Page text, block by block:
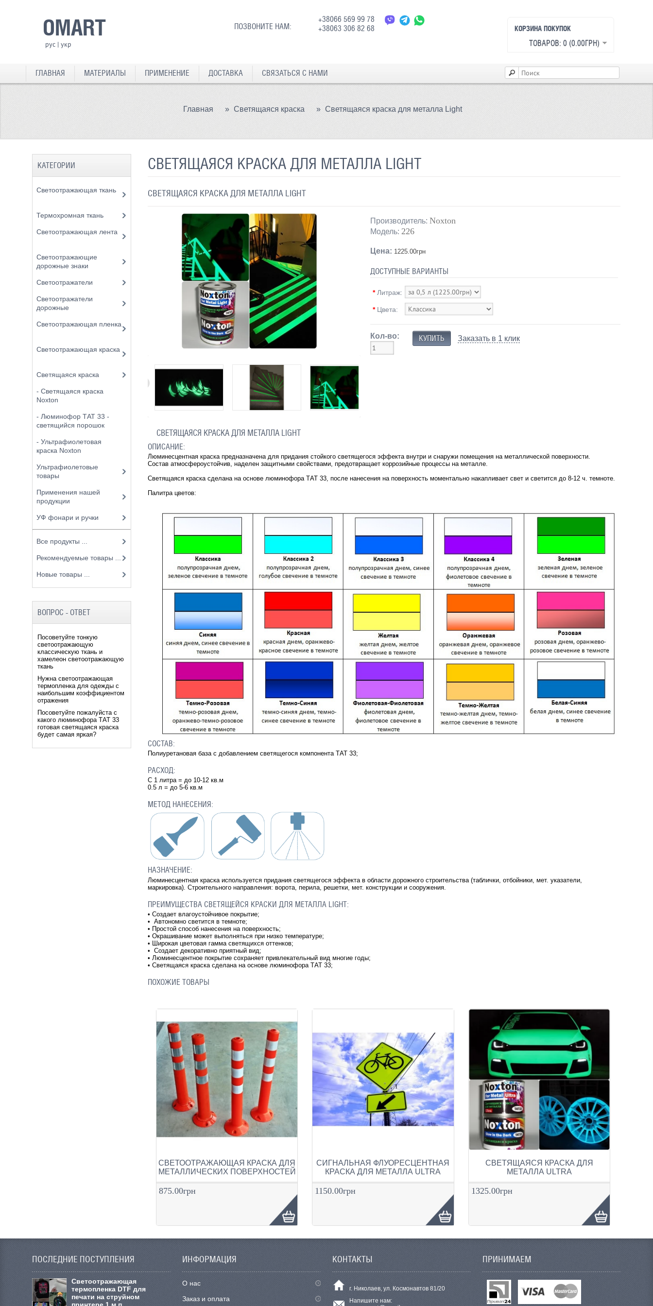
OMART
рус |укр
ПОЗВОНИТЕ НАМ:
+38066 569 99 78
+38063 306 82 68
КОРЗИНА ПОКУПОК
ТОВАРОВ: 0 (0.00ГРН)
ГЛАВНАЯ МАТЕРИАЛЫ ПРИМЕНЕНИЕ ДОСТАВКА СВЯЗАТЬСЯ С НАМИ
Главная » Светящаяся краска » Светящаяся краска для металла Light
СВЕТЯЩАЯСЯ КРАСКА ДЛЯ МЕТАЛЛА LIGHT
СВЕТЯЩАЯСЯ КРАСКА ДЛЯ МЕТАЛЛА LIGHT
Производитель: Noxton
Модель: 226
Цена: 1225.00грн
ДОСТУПНЫЕ ВАРИАНТЫ
* Литраж:
* Цвета:
Кол-во: Заказать в 1 клик
СВЕТЯЩАЯСЯ КРАСКА ДЛЯ МЕТАЛЛА LIGHT
ОПИСАНИЕ:
Люминесцентная краска предназначена для придания стойкого светящегося эффекта внутри и снаружи помещения на металлической поверхности.
Состав атмосфероустойчив, наделен защитными свойствами, предотвращает коррозийные процессы на металле.
Светящаяся краска сделана на основе люминофора ТАТ 33, после нанесения на поверхность моментально накапливает свет и светится до 8-12 ч. темноте.
Палитра цветов:
СОСТАВ:
Полиуретановая база с добавлением светящегося компонента ТАТ 33;
РАСХОД:
С 1 литра = до 10-12 кв.м
0.5 л = до 5-6 кв.м
МЕТОД НАНЕСЕНИЯ:
НАЗНАЧЕНИЕ:
Люминесцентная краска используется придания светящегося эффекта в области дорожного строительства (таблички, отбойники, мет. указатели,
маркировка). Строительного направления: ворота, перила, решетки, мет. конструкции и сооружения.
ПРЕИМУЩЕСТВА СВЕТЯЩЕЙСЯ КРАСКИ ДЛЯ МЕТАЛЛА LIGHT:
• Создает влагоустойчивое покрытие;
• Автономно светится в темноте;
• Простой способ нанесения на поверхность;
• Окрашивание может выполняться при низко температуре;
•
Широкая цветовая гамма светящихся оттенков;
• Создает декоративно приятный вид;
• Люминесцентное покрытие сохраняет привлекательный вид многие годы;
• Светящаяся краска сделана на основе люминофора ТАТ 33;
ПОХОЖИЕ ТОВАРЫ
СВЕТООТРАЖАЮЩАЯ КРАСКА ДЛЯ
МЕТАЛЛИЧЕСКИХ ПОВЕРХНОСТЕЙ
875.00грн
СИГНАЛЬНАЯ ФЛУОРЕСЦЕНТНАЯ
КРАСКА ДЛЯ МЕТАЛЛА ULTRA
1150.00грн
СВЕТЯЩАЯСЯ КРАСКА ДЛЯ
МЕТАЛЛА ULTRA
1325.00грн
КАТЕГОРИИ
Светоотражающая ткань
Термохромная ткань
Светоотражающая лента
Светоотражающие
дорожные знаки
Светоотражатели
Светоотражатели
дорожные
Светоотражающая пленка
Светоотражающая краска
Светящаяся краска
- Светящаяся краска
Noxton
- Люминофор ТАТ 33 -
светящийся порошок
- Ультрафиолетовая
краска Noxton
Ультрафиолетовые
товары
Применения нашей
продукции
УФ фонари и ручки
Все продукты ...
Рекомендуемые товары ...
Новые товары ...
ВОПРОС - ОТВЕТ
Посоветуйте тонкую
светоотражающую
классическую ткань и
хамелеон светоотражающую
ткань
Нужна светоотражающая
термопленка для одежды с
наибольшим коэффициентом
отражения
Посоветуйте пожалуйста с
какого люминофора ТАТ 33
готовая светящаяся краска
будет самая яркая?
ПОСЛЕДНИЕ ПОСТУПЛЕНИЯ
Cветоотражающая
термопленка DTF для
печати на струйном
ИНФОРМАЦИЯ
О нас
Заказ и оплата
КОНТАКТЫ
г. Николаев, ул. Космонавтов 81/20
Напишите нам:
ПРИНИМАЕМ